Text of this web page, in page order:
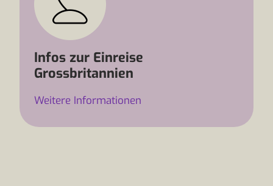
Infos zur Einreise
Grossbritannien
Weitere Informationen